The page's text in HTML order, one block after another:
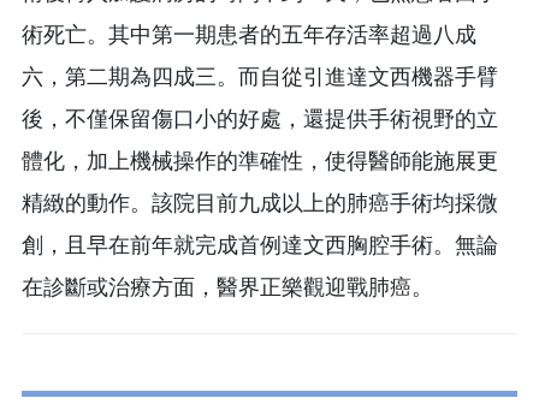
術死亡。其中第一期患者的五年存活率超過八成
六，第二期為四成三。而自從引進達文西機器手臂
後，不僅保留傷口小的好處，還提供手術視野的立
體化，加上機械操作的準確性，使得醫師能施展更
精緻的動作。該院目前九成以上的肺癌手術均採微
創，且早在前年就完成首例達文西胸腔手術。無論
在診斷或治療方面，醫界正樂觀迎戰肺癌。